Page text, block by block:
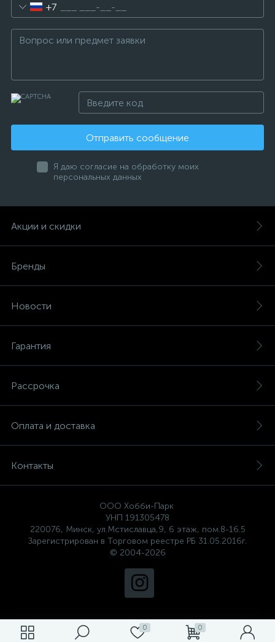
0 0
+7
Отправить сообщение
Я даю согласие на обработку моих
персональных данных
Акции и скидки
Бренды
Новости
Гарантия
Рассрочка
Оплата и доставка
Контакты
ООО Хобби-Парк
УНП 191305478
220076, Минск, ул.Мстиславца,9, 6 этаж, пом.8-16.5
Зарегистрирован в Торговом реестре РБ 31.05.2016г.
© 2004-2026